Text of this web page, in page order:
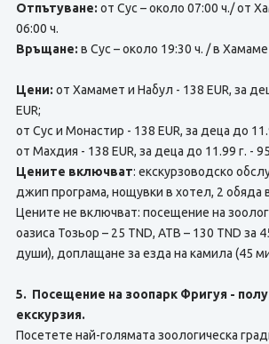
Отпътуване: от Сус – около 07:00 ч./ от
06:00 ч.
Връщане: в Сус – около 19:30 ч. / в
Цени: от Хамамет и Набул - 138 EUR, за
EUR;
от Сус и Монастир - 138 EUR, за деца до
от Махдия - 138 EUR, за деца до 11.99 г. - 95
Цените включват: екскурзоводско
джип програма, нощувки в хотел, 2 обяда
Цените не включват: посещение на
оазиса Тозьор – 25 TND, АТВ – 130 TND за
души), доплащане за езда на камила (45
5. Посещение на зоопарк Фригуя -
екскурзия.
Посетете най-голямата зоологическа